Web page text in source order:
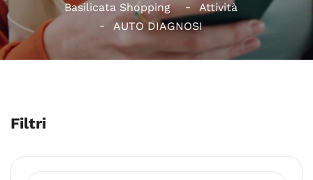
Basilicata Shopping
Attività
AUTO DIAGNOSI
Filtri